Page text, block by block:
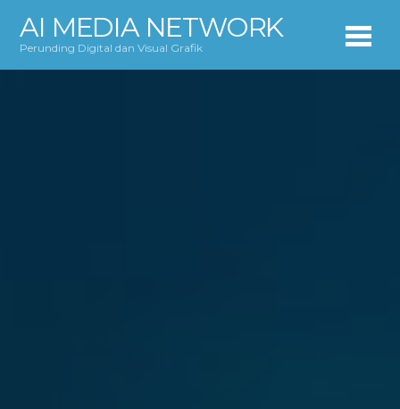
AI MEDIA NETWORK
Perunding Digital dan Visual Grafik